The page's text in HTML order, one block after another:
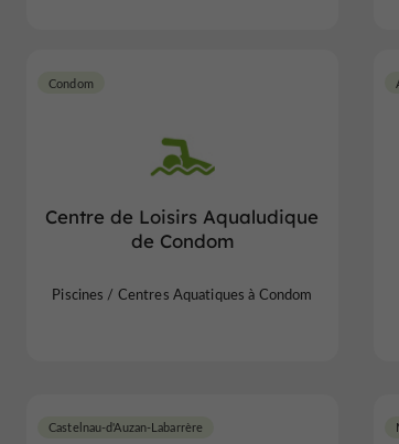
Centre de Loisirs Aqualudique
de Condom
Condom
Piscines / Centres Aquatiques à Condom
Castelnau-d'Auzan-Labarrère